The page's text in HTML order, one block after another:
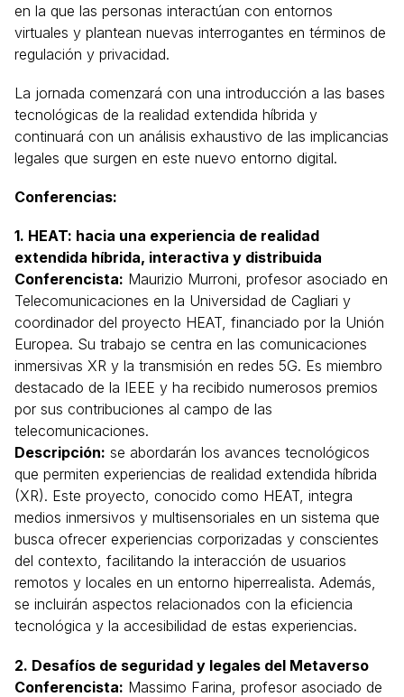
en la que las personas interactúan con entornos
virtuales y plantean nuevas interrogantes en términos de
regulación y privacidad.
La jornada comenzará con una introducción a las bases
tecnológicas de la realidad extendida híbrida y
continuará con un análisis exhaustivo de las implicancias
legales que surgen en este nuevo entorno digital.
Conferencias:
1. HEAT: hacia una experiencia de realidad
extendida híbrida, interactiva y distribuida
Conferencista: Maurizio Murroni, profesor asociado en
Telecomunicaciones en la Universidad de Cagliari y
coordinador del proyecto HEAT, financiado por la Unión
Europea. Su trabajo se centra en las comunicaciones
inmersivas XR y la transmisión en redes 5G. Es miembro
destacado de la IEEE y ha recibido numerosos premios
por sus contribuciones al campo de las
telecomunicaciones.
Descripción: se abordarán los avances tecnológicos
que permiten experiencias de realidad extendida híbrida
(XR). Este proyecto, conocido como HEAT, integra
medios inmersivos y multisensoriales en un sistema que
busca ofrecer experiencias corporizadas y conscientes
del contexto, facilitando la interacción de usuarios
remotos y locales en un entorno hiperrealista. Además,
se incluirán aspectos relacionados con la eficiencia
tecnológica y la accesibilidad de estas experiencias.
2. Desafíos de seguridad y legales del Metaverso
Conferencista: Massimo Farina, profesor asociado de